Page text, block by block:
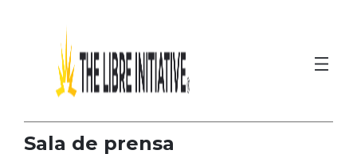
Sala de prensa